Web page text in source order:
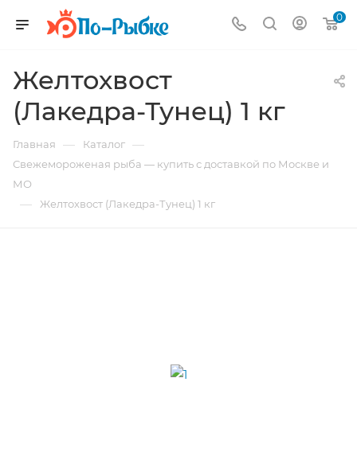
0
Желтохвост
(Лакедра-Тунец) 1 кг
Главная — Каталог —
Свежемороженая рыба — купить с доставкой по Москве и
МО
— Желтохвост (Лакедра-Тунец) 1 кг